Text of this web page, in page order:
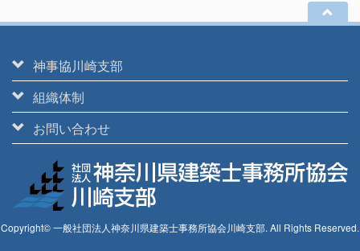
神事協川崎支部
組織体制
お問い合わせ
Copyright© 一般社団法人神奈川県建築士事務所協会川崎支部. All Rights Reserved.